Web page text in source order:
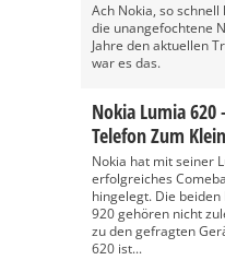
Ach Nokia, so schnell
die unangefochtene
Jahre den aktuellen
war es das.
Nokia Lumia 620
Telefon Zum
Nokia hat mit seiner
erfolgreiches
hingelegt. Die
920 gehören nicht
zu den gefragten
620 ist...